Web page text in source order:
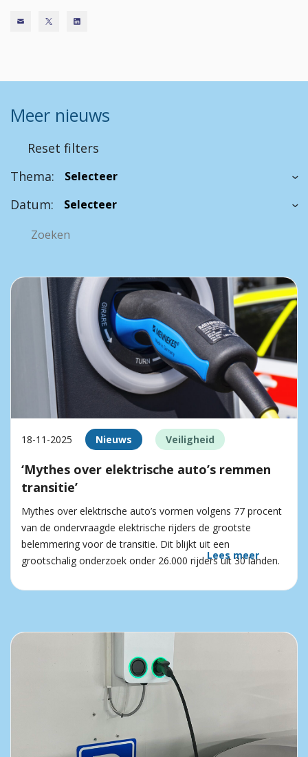
Meer nieuws
Reset filters
Thema:
Datum:
18-11-2025 Nieuws Veiligheid
‘Mythes over elektrische auto’s remmen
transitie’
Mythes over elektrische auto’s vormen volgens 77 procent
van de ondervraagde elektrische rijders de grootste
belemmering voor de transitie. Dit blijkt uit een
grootschalig onderzoek onder 26.000 rijders uit 30 landen.
Lees meer